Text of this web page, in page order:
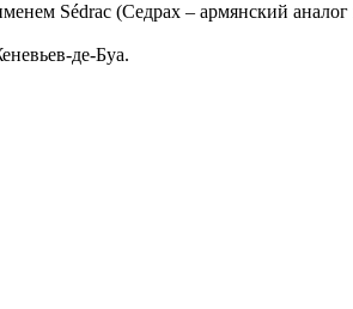
Sédrac (Седрах – армянский
де-Буа.